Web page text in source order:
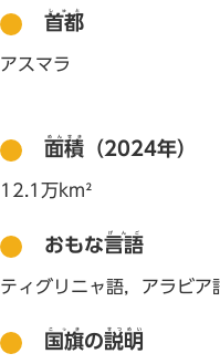
首都
しゅと
アスマラ
面積
めんせき
（2024年）
12.1万km²
おもな言語
げんご
ティグリニャ語，アラビア
国旗
こっき
の説明
せつめい